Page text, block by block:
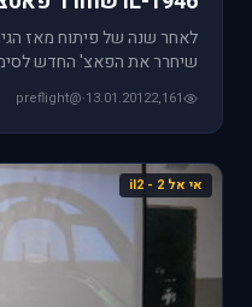
2,161
13.01.2012
·
@preflight
אי אל 2 - il2